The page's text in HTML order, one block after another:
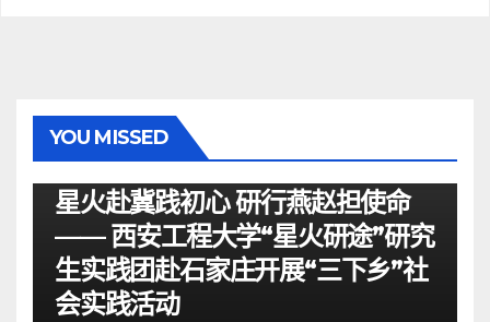
YOU MISSED
星火赴冀践初心 研行燕赵担使命
—— 西安工程大学“星火研途”研究
生实践团赴石家庄开展“三下乡”社
会实践活动